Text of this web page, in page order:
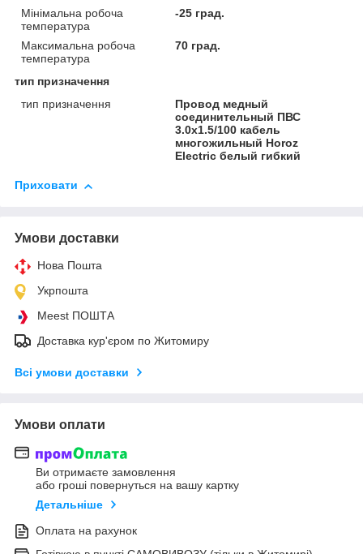
Мінімальна робоча
температура
-25 град.
Максимальна робоча
температура
70 град.
тип призначення
тип призначення
Провод медный
соединительный ПВС
3.0х1.5/100 кабель
многожильный Horoz
Electric белый гибкий
Приховати
Умови доставки
Нова Пошта
Укрпошта
Meest ПОШТА
Доставка кур'єром по Житомиру
Всі умови доставки
Умови оплати
Ви отримаєте замовлення
або гроші повернуться на вашу картку
Детальніше
Оплата на рахунок